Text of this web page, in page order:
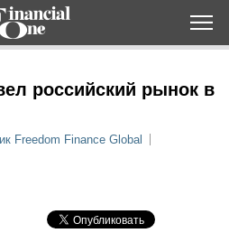
российский рынок в
Freedom Finance Global